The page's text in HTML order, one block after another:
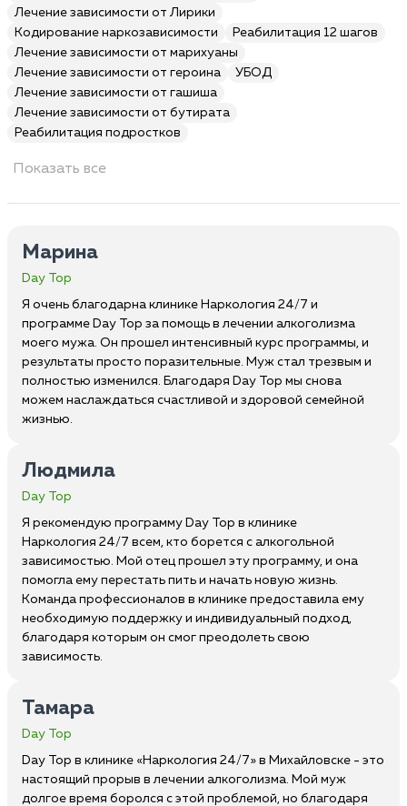
Лечение зависимости от Лирики
Кодирование наркозависимости
Реабилитация 12 шагов
Лечение зависимости от марихуаны
Лечение зависимости от героина
УБОД
Лечение зависимости от гашиша
Лечение зависимости от бутирата
Реабилитация подростков
Показать все
Марина
Day Top
Я очень благодарна клинике Наркология 24/7 и
программе Day Top за помощь в лечении алкоголизма
моего мужа. Он прошел интенсивный курс программы, и
результаты просто поразительные. Муж стал трезвым и
полностью изменился. Благодаря Day Top мы снова
можем наслаждаться счастливой и здоровой семейной
жизнью.
Людмила
Day Top
Я рекомендую программу Day Top в клинике
Наркология 24/7 всем, кто борется с алкогольной
зависимостью. Мой отец прошел эту программу, и она
помогла ему перестать пить и начать новую жизнь.
Команда профессионалов в клинике предоставила ему
необходимую поддержку и индивидуальный подход,
благодаря которым он смог преодолеть свою
зависимость.
Тамара
Day Top
Day Top в клинике «Наркология 24/7» в Михайловске - это
настоящий прорыв в лечении алкоголизма. Мой муж
долгое время боролся с этой проблемой, но благодаря